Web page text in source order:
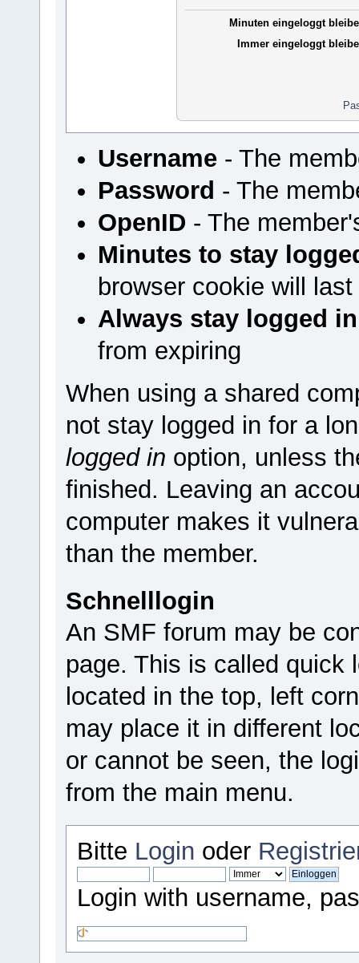
Minuten eingeloggt
Immer eingeloggt
Username- The
Password - The
OpenID - The
Minutes to stay
browser cookie will
Always stay logged in
from expiring
When using a shared
not stay logged in for a
logged in option, unless
finished. Leaving an
computer makes it
than the member.
Schnelllogin
An SMF forum may be
page. This is called quick
located in the top, left
may place it in different
or cannot be seen, the
from the main menu.
Bitte Login oder
Login with username,